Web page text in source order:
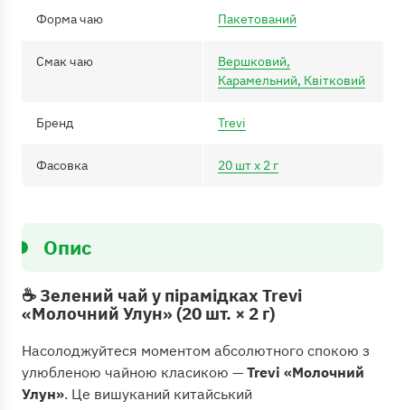
Форма чаю Пакетований
Смак чаю
Вершковий,
Карамельний, Квітковий
Бренд Trevi
Фасовка 20 шт x 2 г
Опис
☕ Зелений чай у пірамідках Trevi
«Молочний Улун» (20 шт. × 2 г)
Насолоджуйтеся моментом абсолютного спокою з
улюбленою чайною класикою — Trevi «Молочний
Улун». Це вишуканий китайський